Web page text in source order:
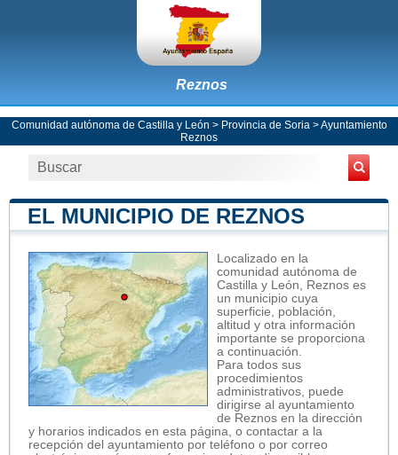
Reznos
Comunidad autónoma de Castilla y León > Provincia de Soria >Ayuntamiento
Reznos
EL MUNICIPIO DE REZNOS
Localizado en la
comunidad autónoma de
Castilla y León, Reznos es
un municipio cuya
superficie, población,
altitud y otra información
importante se proporciona
a continuación.
Para todos sus
procedimientos
administrativos, puede
dirigirse al ayuntamiento
de Reznos en la dirección
y horarios indicados en esta página, o contactar a la
recepción del ayuntamiento por teléfono o por correo